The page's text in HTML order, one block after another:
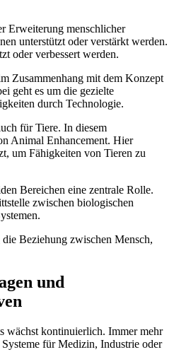
Erweiterung menschlicher
unterstützt oder verstärkt werden.
oder verbessert werden.
Zusammenhang mit dem Konzept
geht es um die gezielte
durch Technologie.
für Tiere. In diesem
Animal Enhancement. Hier
um Fähigkeiten von Tieren zu
Bereichen eine zentrale Rolle.
zwischen biologischen
Beziehung zwischen Mensch,
und
wächst kontinuierlich. Immer mehr
für Medizin, Industrie oder